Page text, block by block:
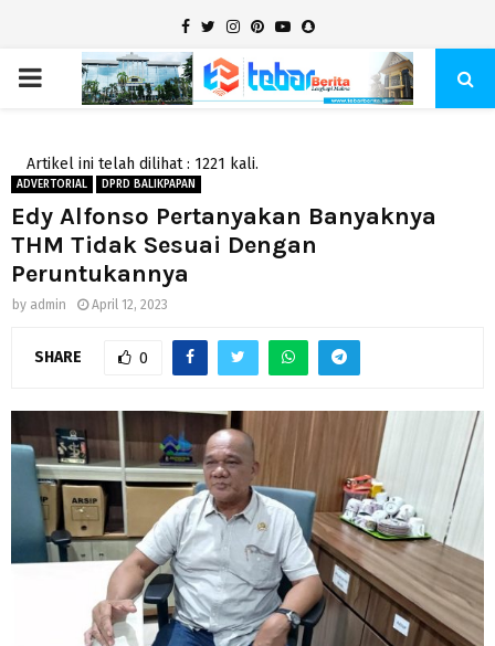
Facebook
TwitterInstagram
Pinterest
YoutubeSnapchat
PRIMARY
Artikel ini telah dilihat : 1221 kali.
ADVERTORIAL DPRD BALIKPAPAN
Edy Alfonso Pertanyakan Banyaknya
THM Tidak Sesuai Dengan
Peruntukannya
by admin April 12, 2023
SHARE 0